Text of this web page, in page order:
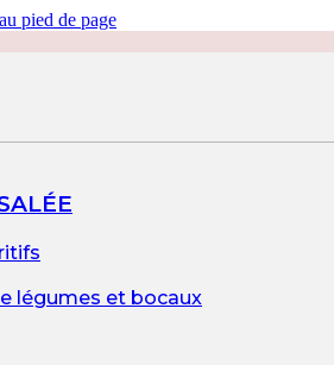
pied de page
légumes et bocaux